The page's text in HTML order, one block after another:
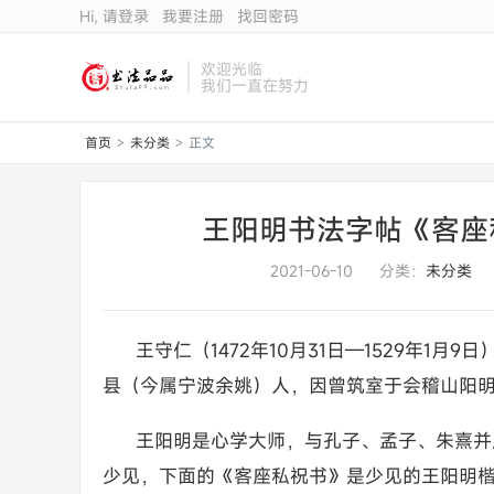
Hi, 请登录 我要注册 找回密码
欢迎光临
我们一直在努力
首页 > 未分类 > 正文
王阳明书法字帖《客
2021-06-10 分类： 未分类
王守仁（1472年10月31日—1529年1月9日
县（今属宁波余姚）人，因曾筑室于会稽山阳
王阳明是心学大师，与孔子、孟子、朱熹
少见，下面的《客座私祝书》是少见的王阳明